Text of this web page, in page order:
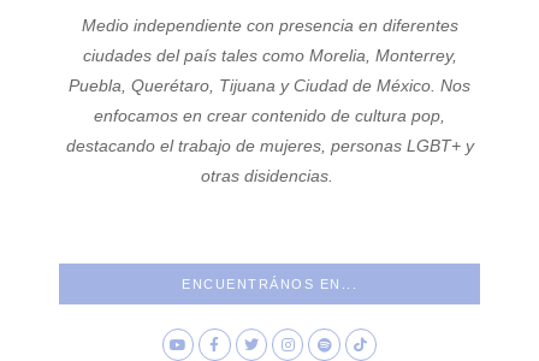
Medio independiente con presencia en diferentes
ciudades del país tales como Morelia, Monterrey,
Puebla, Querétaro, Tijuana y Ciudad de México. Nos
enfocamos en crear contenido de cultura pop,
destacando el trabajo de mujeres, personas LGBT+ y
otras disidencias.
ENCUENTRÁNOS EN...